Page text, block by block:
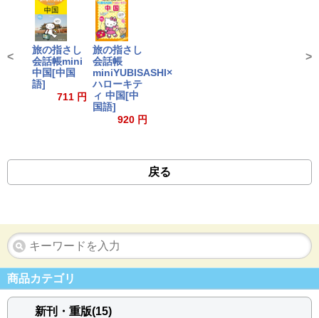
旅の指さし
会話帳mini
中国[中国
語]
711 円
旅の指さし
会話帳
miniYUBISASHI×
ハローキテ
ィ 中国[中
国語]
920 円
< >
戻る
商品カテゴリ
新刊・重版(15)